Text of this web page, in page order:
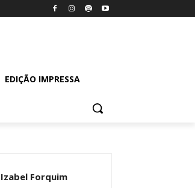
EDIÇÃO IMPRESSA
Izabel Forquim